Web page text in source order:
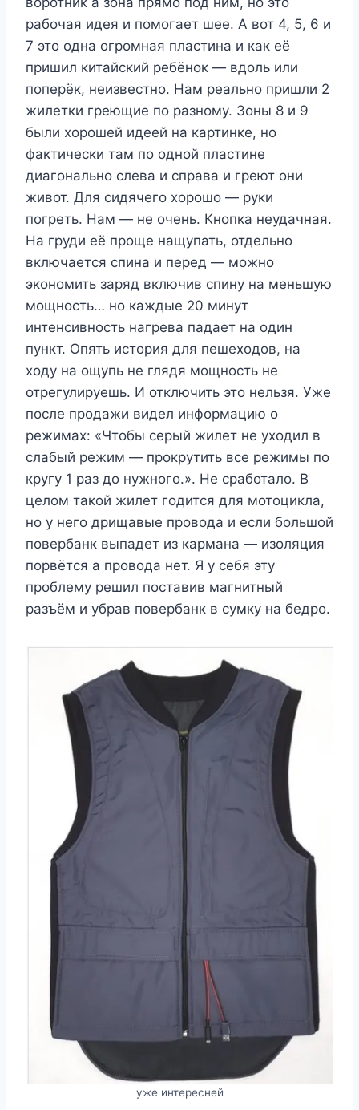
рабочая идея и помогает шее. А вот 4, 5, 6 и
7 это одна огромная пластина и как её
пришил китайский ребёнок — вдоль или
поперёк, неизвестно. Нам реально пришли 2
жилетки греющие по разному. Зоны 8 и 9
были хорошей идеей на картинке, но
фактически там по одной пластине
диагонально слева и справа и греют они
живот. Для сидячего хорошо — руки
погреть. Нам — не очень. Кнопка неудачная.
На груди её проще нащупать, отдельно
включается спина и перед — можно
экономить заряд включив спину на меньшую
мощность… но каждые 20 минут
интенсивность нагрева падает на один
пункт. Опять история для пешеходов, на
ходу на ощупь не глядя мощность не
отрегулируешь. И отключить это нельзя. Уже
после продажи видел информацию о
режимах: «Чтобы серый жилет не уходил в
слабый режим — прокрутить все режимы по
кругу 1 раз до нужного.». Не сработало. В
целом такой жилет годится для мотоцикла,
но у него дрищавые провода и если большой
повербанк выпадет из кармана — изоляция
порвётся а провода нет. Я у себя эту
проблему решил поставив магнитный
разъём и убрав повербанк в сумку на бедро.
уже интересней